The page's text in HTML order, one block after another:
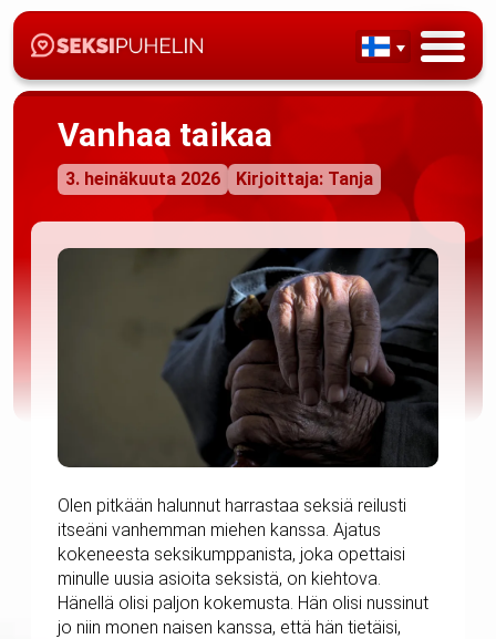
Vanhaa taikaa
3. heinäkuuta 2026 Kirjoittaja: Tanja
Olen pitkään halunnut harrastaa seksiä reilusti
itseäni vanhemman miehen kanssa. Ajatus
kokeneesta seksikumppanista, joka opettaisi
minulle uusia asioita seksistä, on kiehtova.
Hänellä olisi paljon kokemusta. Hän olisi nussinut
jo niin monen naisen kanssa, että hän tietäisi,